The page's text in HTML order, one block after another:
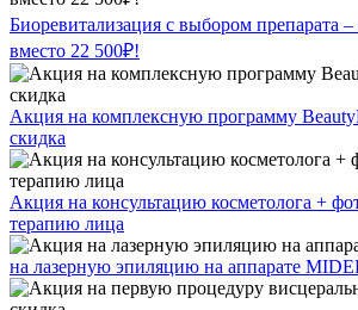
Биоревитализация с выбором препарата –
вместо 22 500₽!
Акция на комплексную программу
скидка
Акция на консультацию косметолога +
терапию лица
на лазерную эпиляцию на аппарате